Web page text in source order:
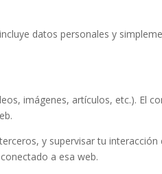
datos personales y
imágenes, artículos, etc.). El
y supervisar tu
a esa web.